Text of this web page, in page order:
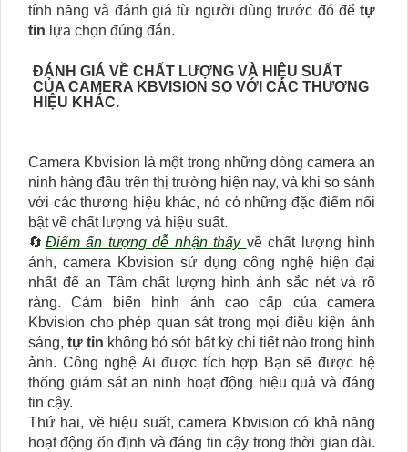
tính năng và đánh giá từ người dùng trước đó để tự
tin lựa chọn đúng đắn.
ĐÁNH GIÁ VỀ CHẤT LƯỢNG VÀ HIỆU SUẤT
CỦA CAMERA KBVISION SO VỚI CÁC THƯƠNG
HIỆU KHÁC.
Camera Kbvision là một trong những dòng camera an
ninh hàng đầu trên thị trường hiện nay, và khi so sánh
với các thương hiệu khác, nó có những đặc điểm nổi
bật về chất lượng và hiệu suất.
🔄 Điểm ấn tượng dễ nhận thấy về chất lượng hình
ảnh, camera Kbvision sử dụng công nghệ hiện đại
nhất để an Tâm chất lượng hình ảnh sắc nét và rõ
ràng. Cảm biến hình ảnh cao cấp của camera
Kbvision cho phép quan sát trong mọi điều kiện ánh
sáng,tự tin không bỏ sót bất kỳ chi tiết nào trong hình
ảnh. Công nghệ Ai được tích hợp Bạn sẽ được hệ
thống giám sát an ninh hoạt động hiệu quả và đáng
tin cậy.
Thứ hai, về hiệu suất, camera Kbvision có khả năng
hoạt động ổn định và đáng tin cậy trong thời gian dài.